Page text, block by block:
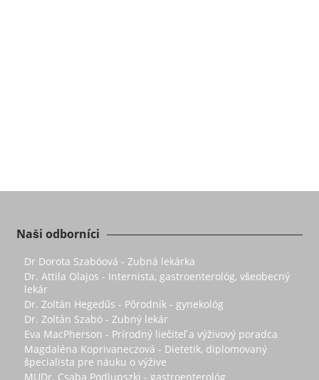
Naši odborníci
Dr Dorota Szabóová - Zubná lekárka
Dr. Attila Olajos - Internista, gastroenterológ, všeobecný
lekár
Dr. Zoltán Hegedűs - Pôrodník - gynekológ
Dr. Zoltán Szabó - Zubný lekár
Eva MacPherson - Prírodný liečiteľ a výživový poradca
Magdaléna Koprivaneczová - Dietetik, diplomovaný
špecialista pre náuku o výžive
MUDr. Csaba Podlupszki - gastroenterológ